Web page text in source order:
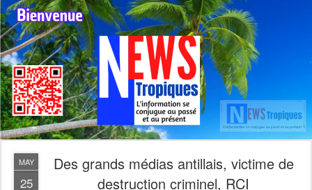
MAY
25
Des grands médias antillais, victime de
destruction criminel, RCI